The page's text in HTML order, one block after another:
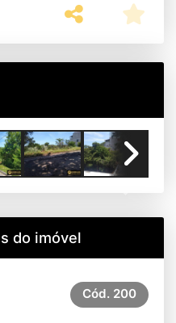
do imóvel
Cód. 200